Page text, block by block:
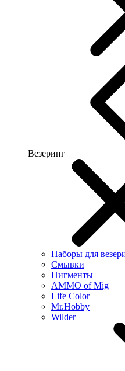
Везеринг
Наборы для
Смывки
Пигменты
AMMO of Mig
Life Color
Mr.Hobby
Wilder